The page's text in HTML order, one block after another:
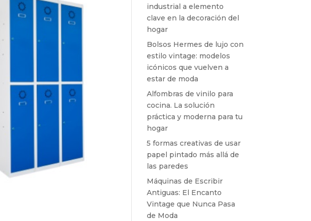
industrial a elemento
clave en la decoración del
hogar
Bolsos Hermes de lujo con
estilo vintage: modelos
icónicos que vuelven a
estar de moda
Alfombras de vinilo para
cocina. La solución
práctica y moderna para tu
hogar
5 formas creativas de usar
papel pintado más allá de
las paredes
Máquinas de Escribir
Antiguas: El Encanto
Vintage que Nunca Pasa
de Moda